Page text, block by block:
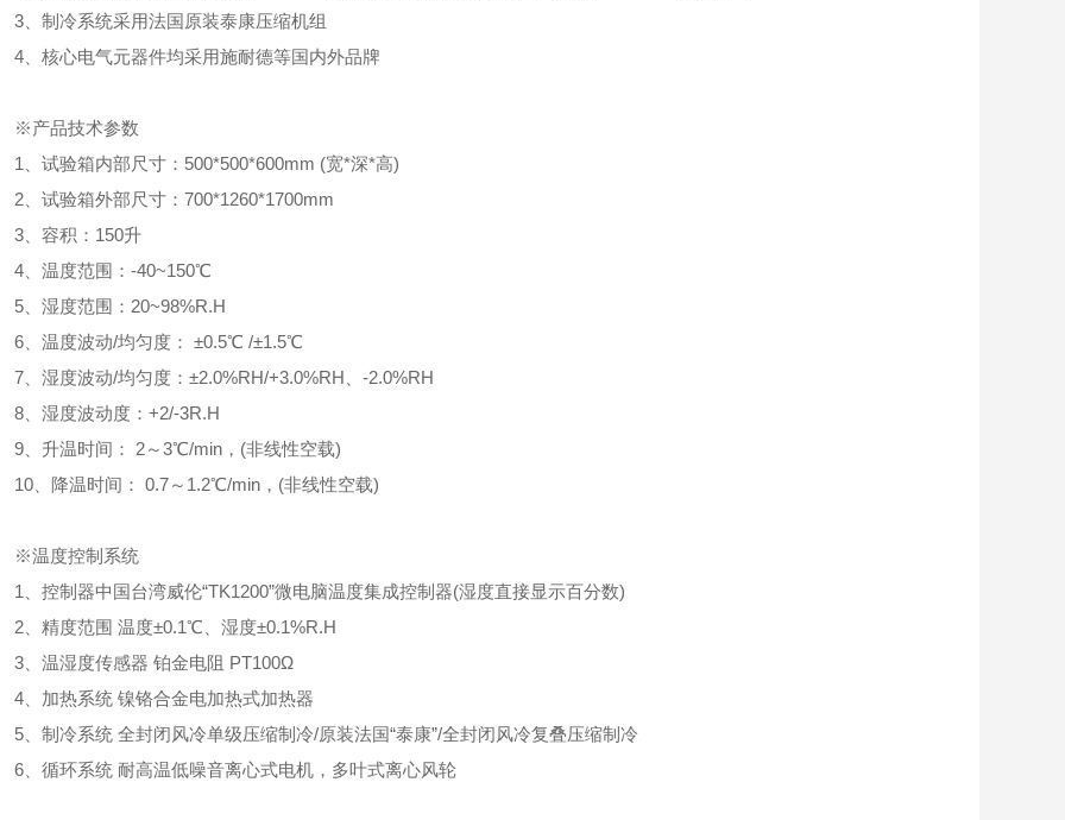
制冷系统采用法国原装泰康压缩机组
核心电气元器件均采用施耐德等国内外品牌
品技术参数
试验箱内部尺寸：500*500*600mm (宽*深*高)
试验箱外部尺寸：700*1260*1700mm
容积：150升
温度范围：-40~150℃
湿度范围：20~98%R.H
温度波动/均匀度： ±0.5℃ /±1.5℃
湿度波动/均匀度：±2.0%RH/+3.0%RH、-2.0%RH
湿度波动度：+2/-3R.H
升温时间： 2～3℃/min，(非线性空载)
、降温时间： 0.7～1.2℃/min，(非线性空载)
度控制系统
控制器中国台湾威伦“TK1200”微电脑温度集成控制器(湿度直接显示百分数)
精度范围 温度±0.1℃、湿度±0.1%R.H
温湿度传感器 铂金电阻 PT100Ω
加热系统 镍铬合金电加热式加热器
制冷系统 全封闭风冷单级压缩制冷/原装法国“泰康”/全封闭风冷复叠压缩制冷
循环系统 耐高温低噪音离心式电机，多叶式离心风轮